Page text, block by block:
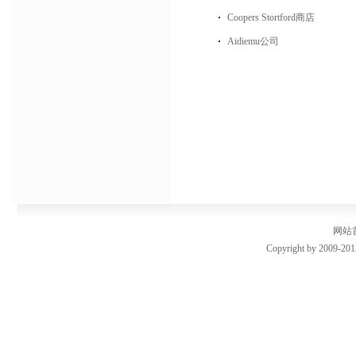
Coopers Stortford商店
Aidiemu公司
网站
Copyright by 2009-